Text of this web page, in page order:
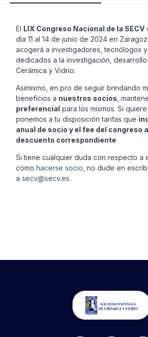
El LIX Congreso Nacional de la SECV
día 11 al 14 de junio de 2024 en
acogerá a investigadores, tecnólogos
dedicados a la investigación,
Cerámica y Vidrio.
Asimismo, en pro de seguir brindando
beneficios a nuestros socios ,
preferencial para los mismos. Si
ponemos a tu disposición tarifas que
anual de socio y el fee del congreso
descuento correspondiente.
Si tiene cualquier duda con respecto a
cómohacerse socio , no dude en
asecv@secv.es.